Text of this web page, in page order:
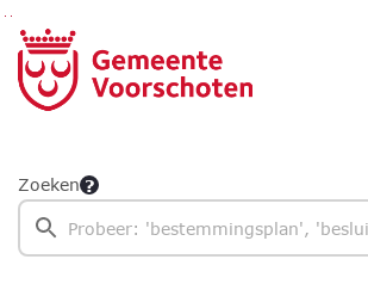
Ga naar de inhoud van deze pagina
Ga naar het zoeken
Ga naar het menu
Zoeken